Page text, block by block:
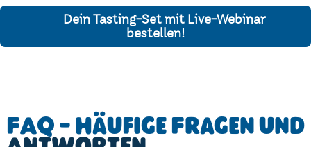
Dein Tasting-Set mit Live-Webinar
bestellen!
FAQ - Häufige Fragen und